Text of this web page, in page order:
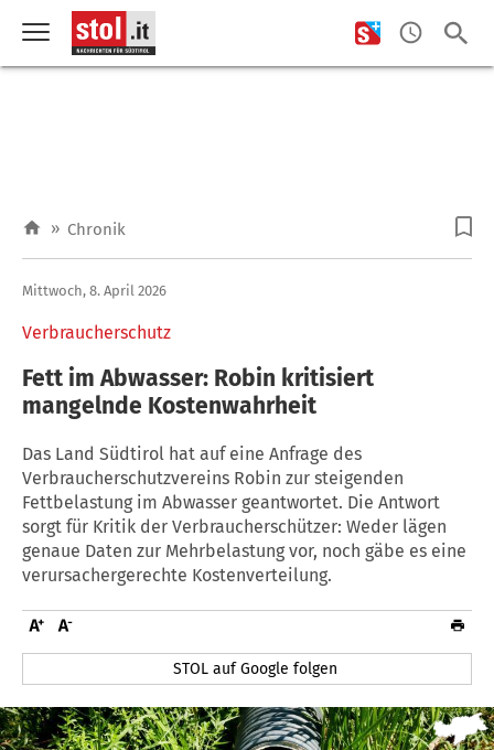
» Chronik
Verbraucherschutz
Mittwoch, 8. April 2026
Fett im Abwasser: Robin kritisiert
mangelnde Kostenwahrheit
Das Land Südtirol hat auf eine Anfrage des
Verbraucherschutzvereins Robin zur steigenden
Fettbelastung im Abwasser geantwortet. Die Antwort
sorgt für Kritik der Verbraucherschützer: Weder lägen
genaue Daten zur Mehrbelastung vor, noch gäbe es eine
verursachergerechte Kostenverteilung.
STOL auf Google folgen